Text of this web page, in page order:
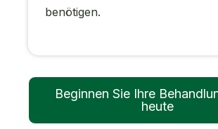
benötigen.
Beginnen Sie Ihre
heute